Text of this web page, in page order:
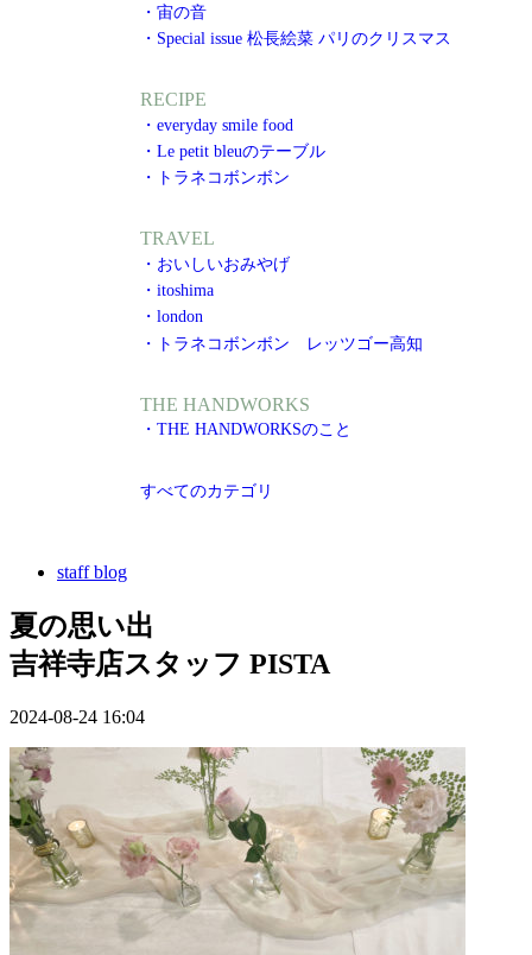
・宙の音
・Special issue 松長絵菜 パリのクリスマス
RECIPE
・everyday smile food
・Le petit bleuのテーブル
・トラネコボンボン
TRAVEL
・おいしいおみやげ
・itoshima
・london
・トラネコボンボン レッツゴー高知
THE HANDWORKS
・THE HANDWORKSのこと
すべてのカテゴリ
staff blog
夏の思い出
吉祥寺店スタッフ PISTA
2024-08-24 16:04